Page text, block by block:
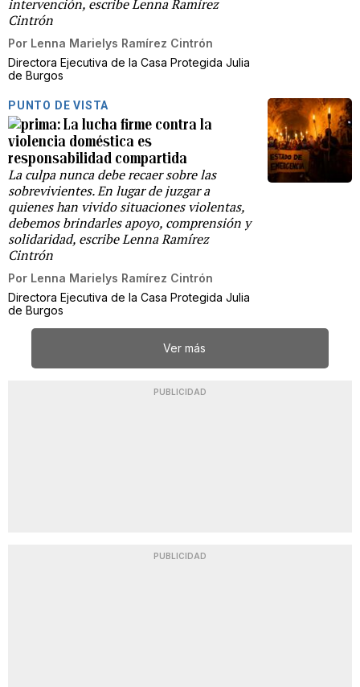
intervención, escribe Lenna Ramírez
Cintrón
Por Lenna Marielys Ramírez Cintrón
Directora Ejecutiva de la Casa Protegida Julia
de Burgos
PUNTO DE VISTA
La lucha firme contra la
violencia doméstica es
responsabilidad compartida
La culpa nunca debe recaer sobre las
sobrevivientes. En lugar de juzgar a
quienes han vivido situaciones violentas,
debemos brindarles apoyo, comprensión y
solidaridad, escribe Lenna Ramírez
Cintrón
Por Lenna Marielys Ramírez Cintrón
Directora Ejecutiva de la Casa Protegida Julia
de Burgos
Ver más
PUBLICIDAD
PUBLICIDAD